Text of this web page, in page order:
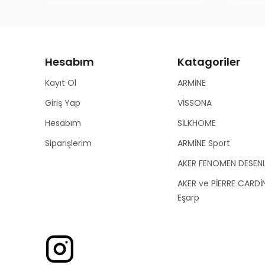
Hesabım
Kayıt Ol
Giriş Yap
Hesabım
Siparişlerim
Katagoriler
ARMİNE
VİSSONA
SİLKHOME
ARMİNE Sport
AKER FENOMEN
AKER ve PİERRE
Eşarp